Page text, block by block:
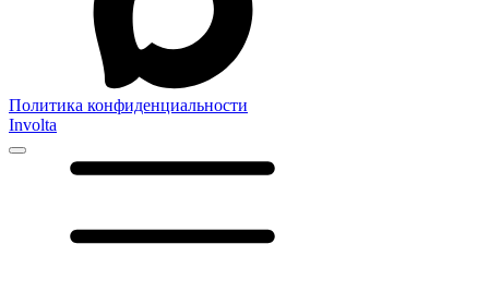
Политика конфиденциальности
Involta